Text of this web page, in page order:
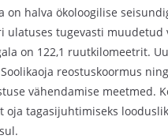
on halva ökoloogilise
ulatuses tugevasti muudetud
on 122,1 ruutkilomeetrit.
reostuskoormus
vähendamise meetmed.
oja tagasijuhtimiseks